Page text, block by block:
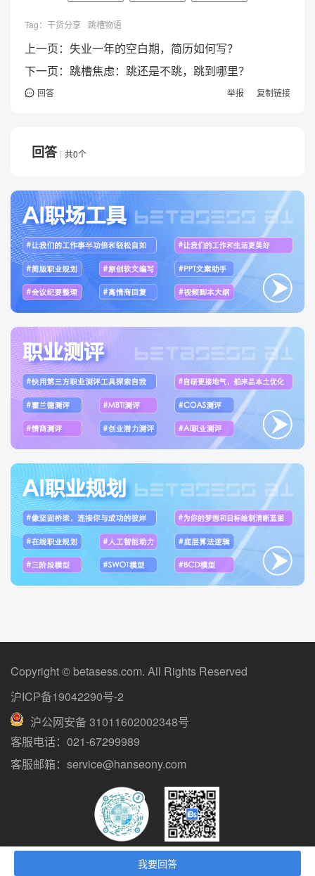
Tag： 干货分享 跳槽物语
上一页： 失业一年的空白期，简历如何写？
下一页： 跳槽焦虑：跳还是不跳，跳到哪里？
回答 举报 复制链接
回答 共0个
我要回答
Copyright © betasess.com. All Rights Reserved
沪ICP备19042290号-2
沪公网安备 31011602002348号
客服电话：021-67299989
客服邮箱：service@hanseony.com
抖音二维码 微信二维码